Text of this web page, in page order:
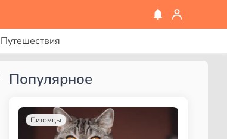
Путешествия
Популярное
Питомцы